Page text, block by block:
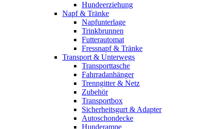
Hundeerziehung
Napf & Tränke
Napfunterlage
Trinkbrunnen
Futterautomat
Fressnapf & Tränke
Transport & Unterwegs
Transporttasche
Fahrradanhänger
Trenngitter & Netz
Zubehör
Transportbox
Sicherheitsgurt & Adapter
Autoschondecke
Hunderampe